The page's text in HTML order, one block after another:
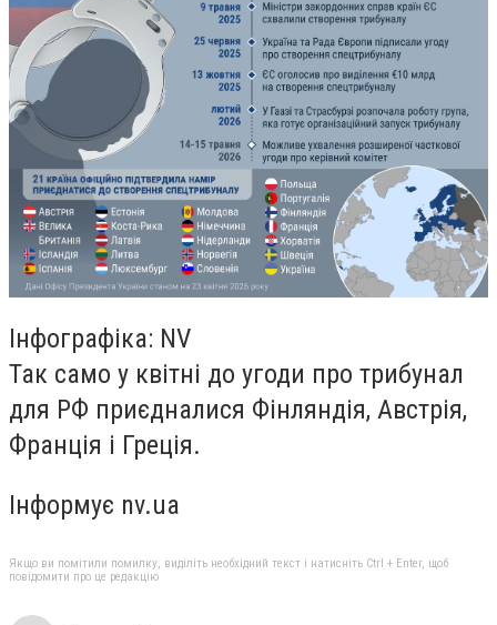
Інфографіка: NV
Так само у квітні до угоди про трибунал
для РФ приєдналися Фінляндія, Австрія,
Франція і Греція.
Інформує nv.ua
Якщо ви помітили помилку, виділіть необхідний текст і натисніть Ctrl + Enter, щоб
повідомити про це редакцію